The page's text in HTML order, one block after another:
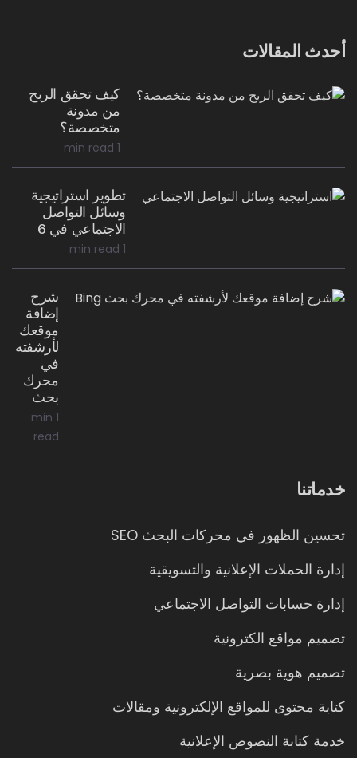
أحدث المقالات
كيف تحقق الربح
من مدونة
متخصصة؟
1 min read
تطوير استراتيجية
وسائل التواصل
الاجتماعي في 6
1 min read
شرح
إضافة
موقعك
لأرشفته
في
محرك
بحث
1 min
read
خدماتنا
تحسين الظهور في محركات البحث SEO
إدارة الحملات الإعلانية والتسويقية
إدارة حسابات التواصل الاجتماعي
تصميم مواقع الكترونية
تصميم هوية بصرية
كتابة محتوى للمواقع الإلكترونية ومقالات
خدمة كتابة النصوص الإعلانية